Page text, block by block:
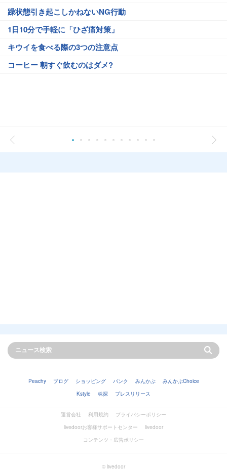
躁状態引き起こしかねないNG行動
1日10分で手軽に「ひざ痛対策」
キウイを食べる際の3つの注意点
コーヒー 朝すぐ飲むのはダメ?
Peachy ブログ ショッピング バンク みんかぶ
みんかぶChoice
Kstyle
株探 プレスリリース
運営会社 利用規約
プライバシーポリシー
livedoorお客様サポートセンター
livedoor
コンテンツ・広告ポリシー
© livedoor